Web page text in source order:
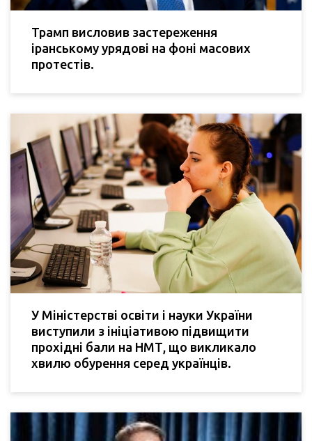
Трамп висловив застереження
іранському урядові на фоні масових
протестів.
У Міністерстві освіти і науки України
виступили з ініціативою підвищити
прохідні бали на НМТ, що викликало
хвилю обурення серед українців.